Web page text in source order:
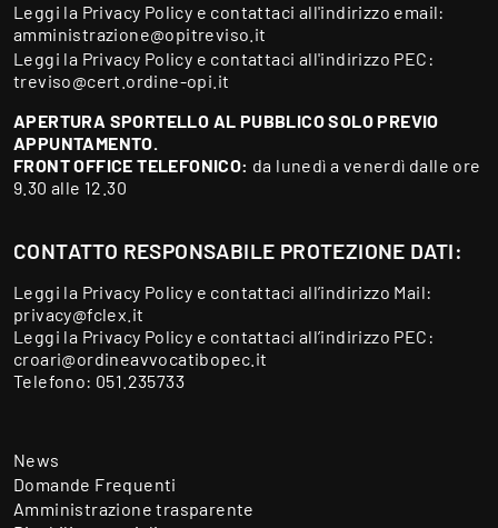
Leggi la Privacy Policy e contattaci all'indirizzo email:
amministrazione@opitreviso.it
Leggi la Privacy Policy e contattaci all'indirizzo PEC:
treviso@cert.ordine-opi.it
APERTURA SPORTELLO AL PUBBLICO SOLO PREVIO
APPUNTAMENTO.
FRONT OFFICE TELEFONICO: da lunedì a venerdì dalle ore
9.30 alle 12.30
CONTATTO RESPONSABILE PROTEZIONE DATI:
Leggi la Privacy Policy e contattaci all’indirizzo Mail:
privacy@fclex.it
Leggi la Privacy Policy e contattaci all’indirizzo PEC:
croari@ordineavvocatibopec.it
Telefono: 051.235733
News
Domande Frequenti
Amministrazione trasparente